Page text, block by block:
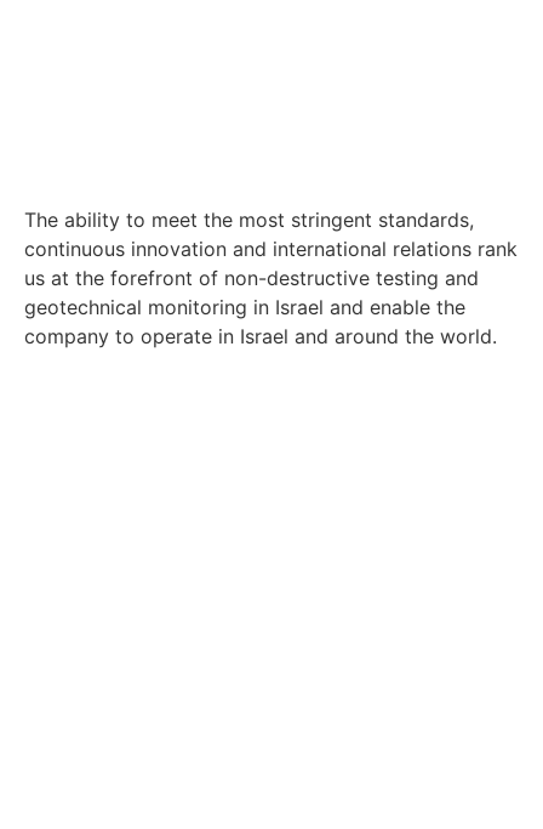
The ability to meet the most stringent standards,
continuous innovation and international relations rank
us at the forefront of non-destructive testing and
geotechnical monitoring in Israel and enable the
company to operate in Israel and around the world.